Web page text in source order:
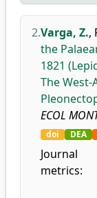
2.Varga, Z.,
the
1821
The
ECOL
doi DEA
Journal
metrics: